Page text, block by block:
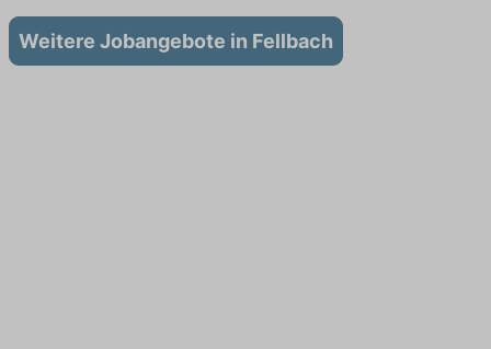
Weitere Jobangebote in Fellbach